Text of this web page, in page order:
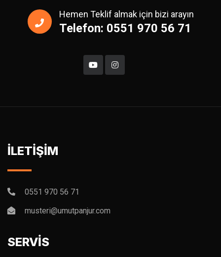
Hemen Teklif almak için bizi arayın
Telefon: 0551 970 56 71
İLETİŞİM
0551 970 56 71
musteri@umutpanjur.com
SERVİS